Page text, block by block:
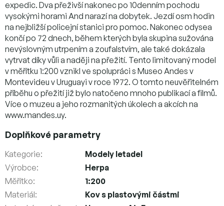
expedic. Dva přeživší nakonec po 10denním pochodu
vysokými horami And narazí na dobytek. Jezdí osm hodin
na nejbližší policejní stanici pro pomoc. Nakonec odysea
končí po 72 dnech, během kterých byla skupina sužována
nevýslovným utrpením a zoufalstvím, ale také dokázala
vytrvat díky vůli a naději na přežití. Tento limitovaný model
v měřítku 1:200 vznikl ve spolupráci s Museo Andes v
Montevideu v Uruguayi v roce 1972. O tomto neuvěřitelném
příběhu o přežití již bylo natočeno mnoho publikací a filmů.
Více o muzeu a jeho rozmanitých úkolech a akcích na
www.mandes.uy.
Doplňkové parametry
Kategorie:
Modely letadel
Výrobce:
Herpa
Měřítko:
1:200
Materiál:
Kov s plastovými částmi